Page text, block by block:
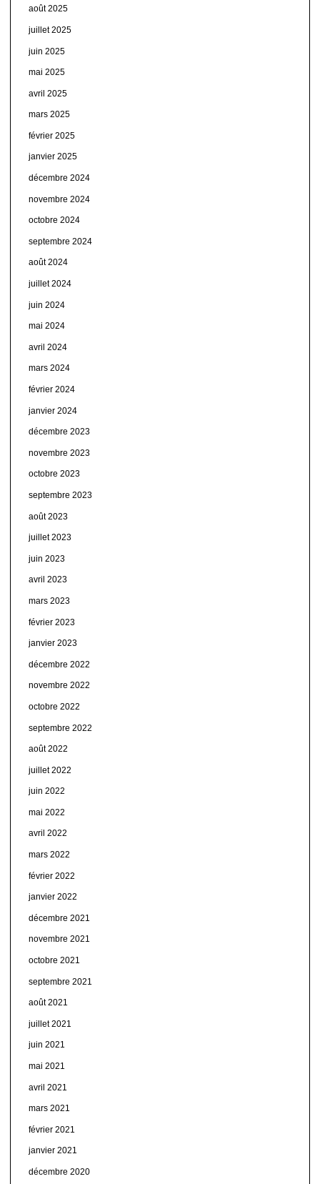
août 2025
juillet 2025
juin 2025
mai 2025
avril 2025
mars 2025
février 2025
janvier 2025
décembre 2024
novembre 2024
octobre 2024
septembre 2024
août 2024
juillet 2024
juin 2024
mai 2024
avril 2024
mars 2024
février 2024
janvier 2024
décembre 2023
novembre 2023
octobre 2023
septembre 2023
août 2023
juillet 2023
juin 2023
avril 2023
mars 2023
février 2023
janvier 2023
décembre 2022
novembre 2022
octobre 2022
septembre 2022
août 2022
juillet 2022
juin 2022
mai 2022
avril 2022
mars 2022
février 2022
janvier 2022
décembre 2021
novembre 2021
octobre 2021
septembre 2021
août 2021
juillet 2021
juin 2021
mai 2021
avril 2021
mars 2021
février 2021
janvier 2021
décembre 2020